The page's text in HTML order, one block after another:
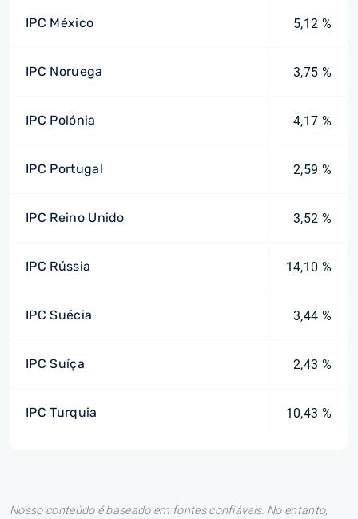
IPC México 5,12 %
IPC Noruega 3,75 %
IPC Polónia 4,17 %
IPC Portugal 2,59 %
IPC Reino Unido 3,52 %
IPC Rússia 14,10 %
IPC Suécia 3,44 %
IPC Suíça 2,43 %
IPC Turquia 10,43 %
Nosso conteúdo é baseado em fontes confiáveis. No entanto,